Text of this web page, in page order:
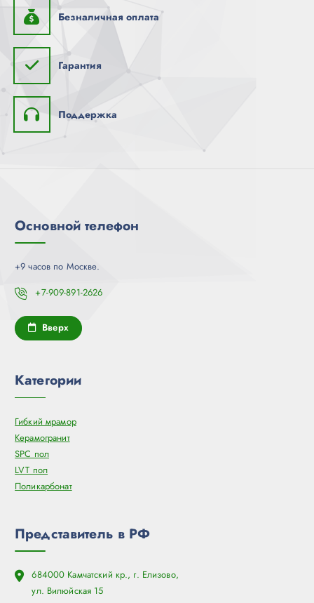
Безналичная оплата
Гарантия
Поддержка
Основной телефон
+9 часов по Москве.
+7-909-891-2626
Вверх
Категории
Гибкий мрамор
Керамогранит
SPC пол
LVT пол
Поликарбонат
Представитель в РФ
684000 Камчатский кр., г. Елизово,
ул. Вилюйская 15